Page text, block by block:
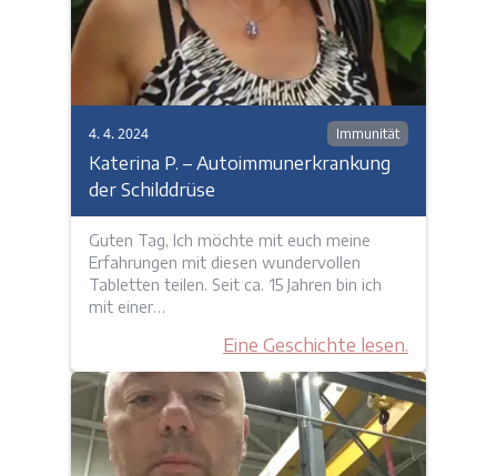
4. 4. 2024 Immunität
Katerina P. – Autoimmunerkrankung
der Schilddrüse
Guten Tag, Ich möchte mit euch meine
Erfahrungen mit diesen wundervollen
Tabletten teilen. Seit ca. 15 Jahren bin ich
mit einer…
Eine Geschichte lesen.